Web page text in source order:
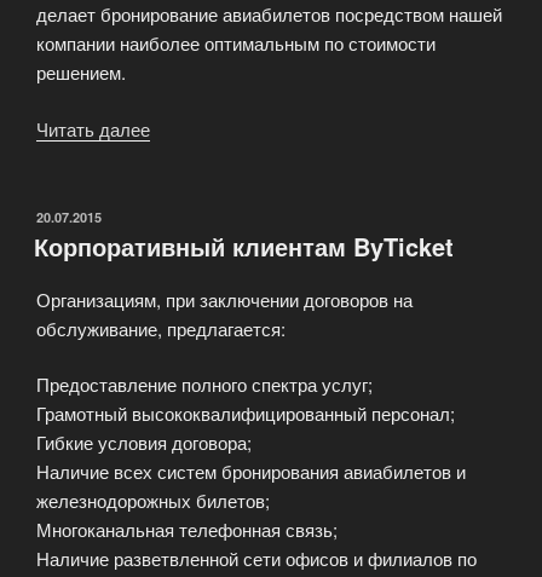
делает бронирование авиабилетов посредством нашей
компании наиболее оптимальным по стоимости
решением.
Читать далее
и
авиабилетов
в
ОПУБЛИКОВАНО
20.07.2015
Корпоративный клиентам ByTicket
Организациям, при заключении договоров на
обслуживание, предлагается:
Предоставление полного спектра услуг;
Грамотный высококвалифицированный персонал;
Гибкие условия договора;
Наличие всех систем бронирования авиабилетов и
железнодорожных билетов;
Многоканальная телефонная связь;
Наличие разветвленной сети офисов и филиалов по